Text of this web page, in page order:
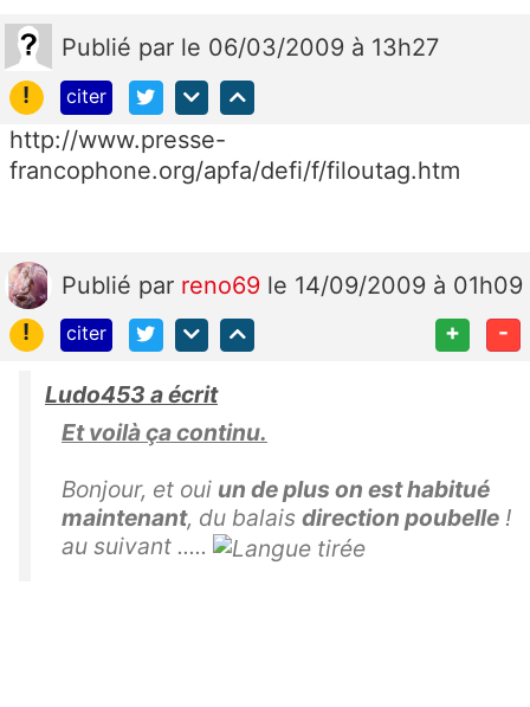
Publié par le 06/03/2009 à 13h27
!
citer
http://www.presse-
francophone.org/apfa/defi/f/filoutag.htm
Publié par reno69 le 14/09/2009 à 01h09
!
citer + -
Ludo453 a écrit
Et voilà ça continu.
Bonjour, et oui un de plus on est habitué
maintenant, du balais direction poubelle !
au suivant .....